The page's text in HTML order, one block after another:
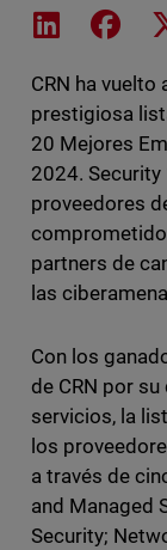
Share on
CRN ha vuelto
prestigiosa
20 Mejores
2024.
proveedores
partners de
las
Con los
de CRN por
servicios, la
los
a través de
and Managed
Security;